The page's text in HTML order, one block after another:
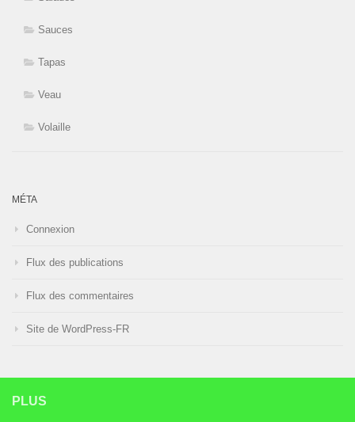
Sauces
Tapas
Veau
Volaille
MÉTA
Connexion
Flux des publications
Flux des commentaires
Site de WordPress-FR
PLUS